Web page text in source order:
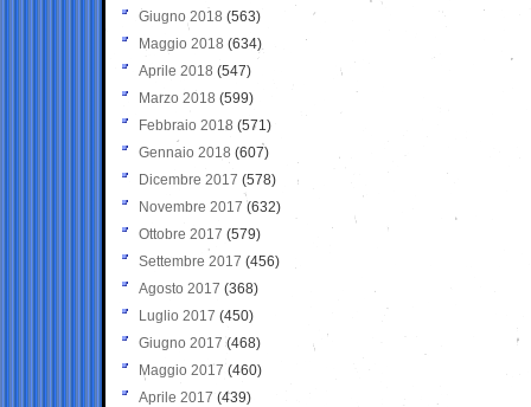
Giugno 2018 (563)
Maggio 2018 (634)
Aprile 2018 (547)
Marzo 2018 (599)
Febbraio 2018 (571)
Gennaio 2018 (607)
Dicembre 2017 (578)
Novembre 2017 (632)
Ottobre 2017 (579)
Settembre 2017 (456)
Agosto 2017 (368)
Luglio 2017 (450)
Giugno 2017 (468)
Maggio 2017 (460)
Aprile 2017 (439)